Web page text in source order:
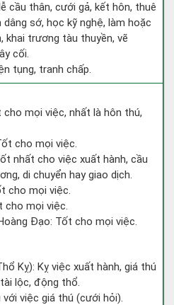
cầu thân, cưới gả, kết hôn, thuê
sớ, học kỹ nghệ, làm hoặc
khai trương tàu thuyền, vẽ
cối.
tụng, tranh chấp.
cho mọi việc, nhất là hôn thú,
cho mọi việc.
nhất cho việc xuất hành, cầu
di chuyển hay giao dịch.
cho mọi việc.
cho mọi việc.
Đạo: Tốt cho mọi việc.
Kỵ): Kỵ việc xuất hành, giá thú
lộc, động thổ.
với việc giá thú (cưới hỏi).